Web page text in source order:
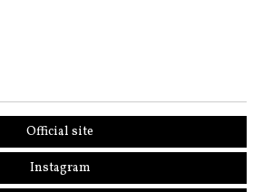
Official site
Instagram